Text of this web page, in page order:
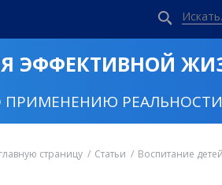
ЭФФЕКТИВНОЙ
ПРИМЕНЕНИЮ
страницу Статьи Воспитание детей